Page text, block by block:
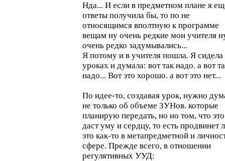
Нда... И если в предметном плане я
ответы получила бы, то по не
относящимся вполтную к программе
вещам ну очень редкие мои учителя
очень редко задумывались...
Я потому и в учителя пошла. Я сидела
уроках и думала: вот так надо. а вот
надо... Вот это хорошо. а вот это нет...
По идее-то, создавая урок, нужно
не только об объеме ЗУНов. которые
планирую передать, но ио том, что это
даст уму и сердцу, то есть продвинет
это как-то в метапредметной и
сфере. Прежде всего, в отношении
регулятивных УУД: